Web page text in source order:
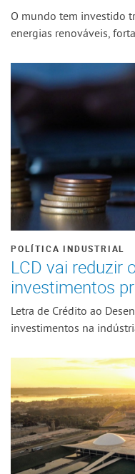
O mundo tem investido
energias renováveis,
POLÍTICA INDUSTRIAL
LCD vai reduzir
investimentos
Letra de Crédito ao
investimentos na